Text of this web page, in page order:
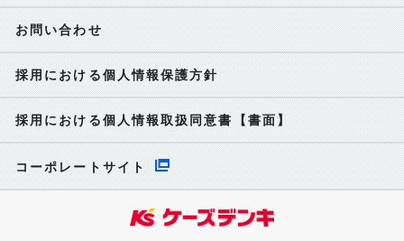
お問い合わせ
採用における個人情報保護方針
採用における個人情報取扱同意書【書面】
コーポレートサイト